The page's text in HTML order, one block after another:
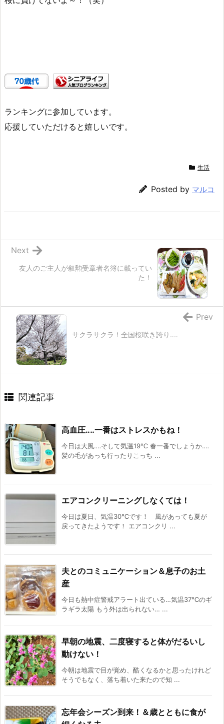
ランキングに参加しています。
応援していただけると嬉しいです。
生活
Posted by マルコ
友人のご主人が叙勲受章者名簿に載ってい
た！
Next
サクラサクラ！全国桜咲き誇り‥‥
Prev
関連記事
高血圧‥‥一番はストレスかもね！
今日は大風‥‥そして気温19℃ 春一番でしょうか‥‥
髪の毛があっち行ったりこっち ...
エアコンクリーニングしなくては！
今日は夏日、気温30℃です！ 風があっても夏が
戻ってきたようです！ エアコンクリ ...
夫とのコミュニケーション＆息子のお土
産
今日も熱中症警戒アラート出ている…気温37℃のギ
ラギラ太陽 もう外は出られない… ...
早朝の地震、二度寝すると体がだるいし
動けない！
今朝は地震で目が覚め、酷くなるかと思ったけれど
そうでもなく、落ち着いた来たので知 ...
忘年会シーズン到来！＆歳とともに食が